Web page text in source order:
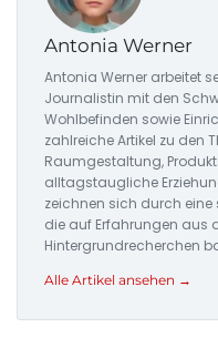
Antonia Werner
Antonia Werner arbeitet
Journalistin mit den
Wohlbefinden sowie
zahlreiche Artikel zu den
Raumgestaltung,
alltagstaugliche
zeichnen sich durch
die auf Erfahrungen aus
Hintergrundrecherchen
Alle Artikel ansehen →